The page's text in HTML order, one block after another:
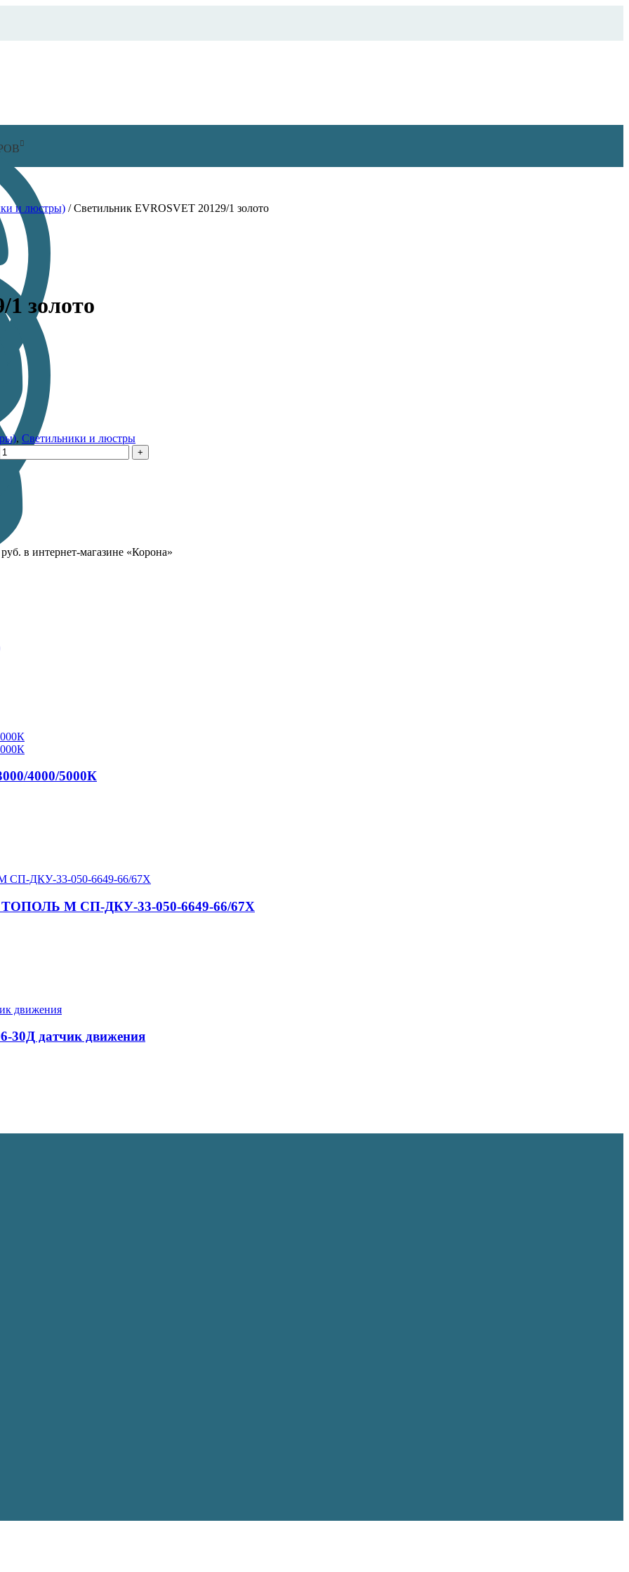
и люстры) /Светильник EVROSVET 20129/1 золото
золото
, Светильники и люстры
в интернет-магазине «Корона»
4000/5000К
ТОПОЛЬ М СП-ДКУ-33-050-6649-66/67Х
30Д датчик движения